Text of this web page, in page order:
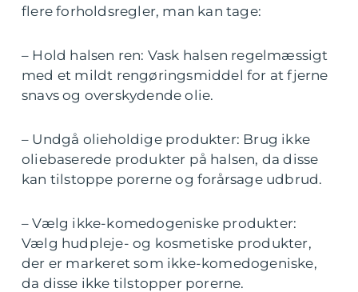
flere forholdsregler, man kan tage:
– Hold halsen ren: Vask halsen regelmæssigt
med et mildt rengøringsmiddel for at fjerne
snavs og overskydende olie.
– Undgå olieholdige produkter: Brug ikke
oliebaserede produkter på halsen, da disse
kan tilstoppe porerne og forårsage udbrud.
– Vælg ikke-komedogeniske produkter:
Vælg hudpleje- og kosmetiske produkter,
der er markeret som ikke-komedogeniske,
da disse ikke tilstopper porerne.